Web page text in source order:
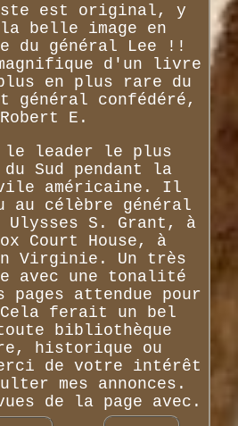
est original, y
belle image en
du général Lee !!
d'un livre
en plus rare du
général confédéré,
Robert E.
leader le plus
Sud pendant la
américaine. Il
au célèbre général
S. Grant, à
Court House, à
Virginie. Un très
avec une tonalité
pages attendue pour
Cela ferait un bel
bibliothèque
historique ou
de votre intérêt
mes annonces.
de la page avec.